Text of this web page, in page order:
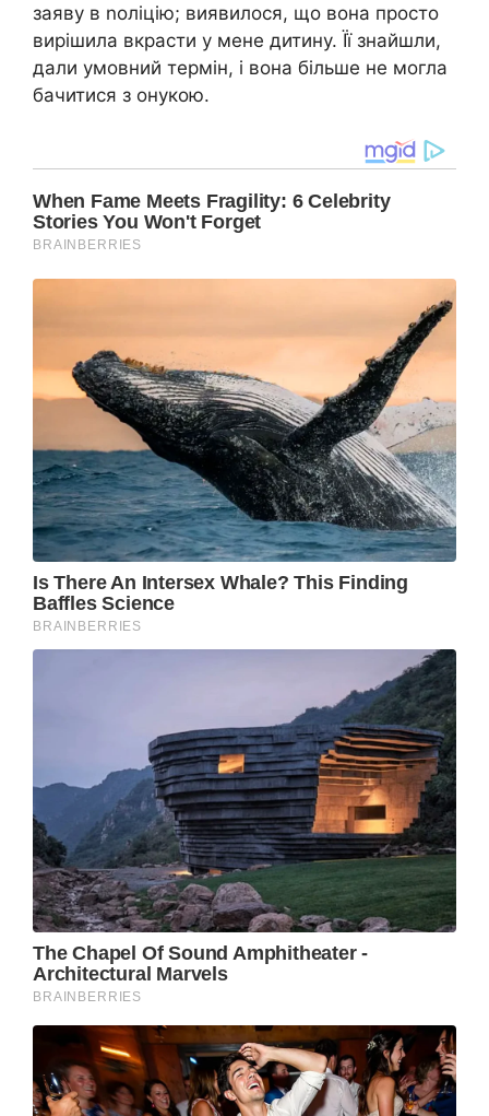
заяву в nоліцію; виявилося, що вона просто
вирішила вкрасти у мене дитину. Її знайшли,
дали умовний термін, і вона більше не могла
бачитися з онукою.